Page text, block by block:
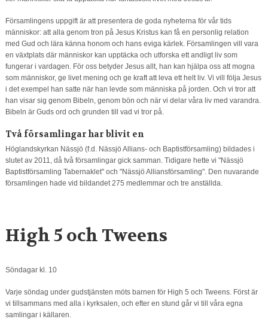
Församlingens uppgift är att presentera de goda nyheterna för vår tids
människor: att alla genom tron på Jesus Kristus kan få en personlig relation
med Gud och lära känna honom och hans eviga kärlek. Församlingen vill vara
en växtplats där människor kan upptäcka och utforska ett andligt liv som
fungerar i vardagen. För oss betyder Jesus allt, han kan hjälpa oss att mogna
som människor, ge livet mening och ge kraft att leva ett helt liv. Vi vill följa Jesus
i det exempel han satte när han levde som människa på jorden. Och vi tror att
han visar sig genom Bibeln, genom bön och när vi delar våra liv med varandra.
Bibeln är Guds ord och grunden till vad vi tror på.
Två församlingar har blivit en
Höglandskyrkan Nässjö (f.d. Nässjö Allians- och Baptistförsamling) bildades i
slutet av 2011, då två församlingar gick samman. Tidigare hette vi "Nässjö
Baptistförsamling Tabernaklet" och "Nässjö Alliansförsamling". Den nuvarande
församlingen hade vid bildandet 275 medlemmar och tre anställda.
High 5 och Tweens
Söndagar kl. 10
Varje söndag under gudstjänsten möts barnen för High 5 och Tweens. Först är
vi tillsammans med alla i kyrksalen, och efter en stund går vi till våra egna
samlingar i källaren.